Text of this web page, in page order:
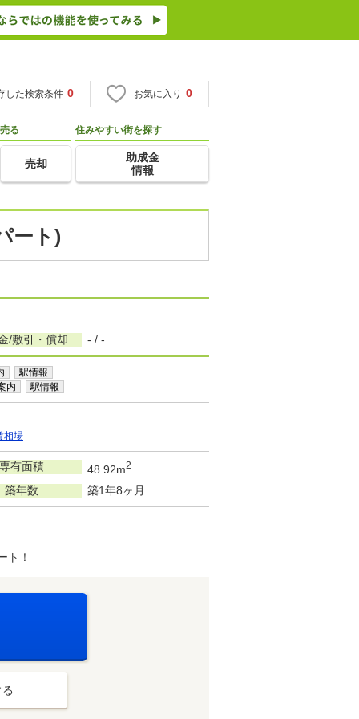
した検索条件 0 お気に入り 0
売る
売却
住みやすい街を探す
助成金
情報
ート)
/敷引・償却 - / -
駅情報
内
駅情報
相場
専有面積 48.92m2
築年数 築1年8ヶ月
ト！